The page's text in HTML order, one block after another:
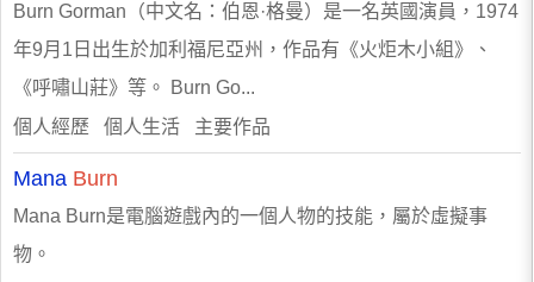
Burn Gorman（中文名：伯恩·格曼）是一名英國演員，1974
年9月1日出生於加利福尼亞州，作品有《火炬木小組》、
《呼嘯山莊》等。 Burn Go...
個人經歷 個人生活 主要作品
Mana Burn
Mana Burn是電腦遊戲內的一個人物的技能，屬於虛擬事
物。